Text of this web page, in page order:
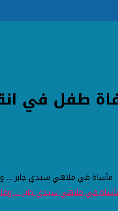
طفل في
مأساة في ملاهي سيدي جابر ...